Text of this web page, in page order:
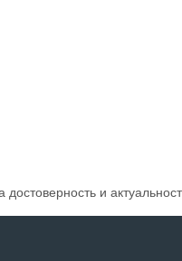
достоверность и